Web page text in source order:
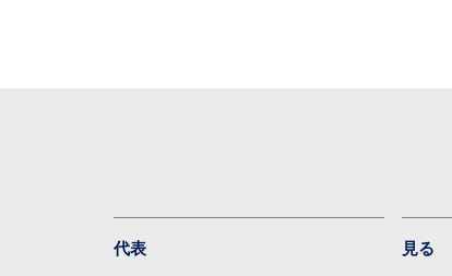
代表 見る